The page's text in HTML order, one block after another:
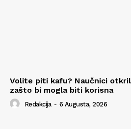
Volite piti kafu? Naučnici
zašto bi mogla biti korisna
Redakcija - 6 Augusta, 2026